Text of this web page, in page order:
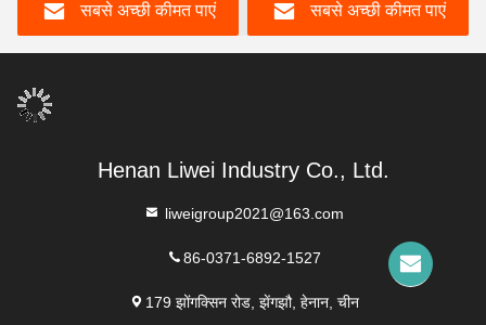
अखंडता और प्रदर्शन सुनिश्चित
करता है
सबसे अच्छी कीमत पाएं सबसे अच्छी कीमत पाएं
Henan Liwei Industry Co., Ltd.
liweigroup2021@163.com
86-0371-6892-1527
179 झोंगक्सिन रोड, झेंगझौ, हेनान, चीन